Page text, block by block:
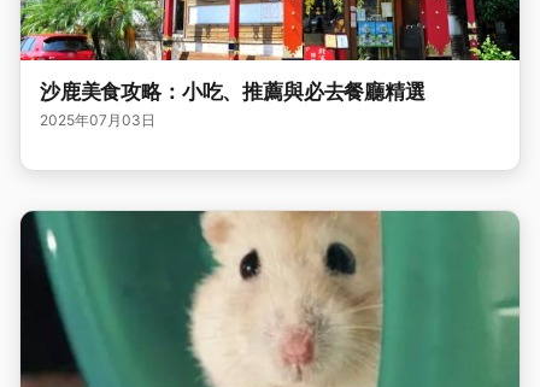
沙鹿美食攻略：小吃、推薦與必去餐廳精選
2025年07月03日